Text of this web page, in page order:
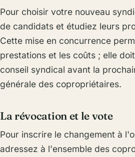
Pour choisir votre nouveau
de candidats et étudiez leurs
Cette mise en concurrence
prestations et les coûts ; elle
conseil syndical avant la
générale des copropriétaires.
La révocation et le vote
Pour inscrire le changement à
adressez à l'ensemble des